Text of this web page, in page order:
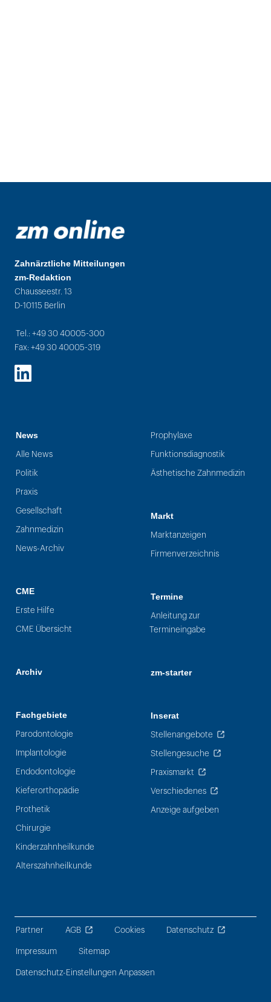
Zahnärztliche Mitteilungen
zm-Redaktion
Chausseestr. 13
D-10115 Berlin
Tel.: +49 30 40005-300
Fax: +49 30 40005-319
LinkedIn
News
Alle News
Politik
Praxis
Gesellschaft
Zahnmedizin
News-Archiv
CME
Erste Hilfe
CME Übersicht
Archiv
Fachgebiete
Parodontologie
Implantologie
Endodontologie
Kieferorthopädie
Prothetik
Chirurgie
Kinderzahnheilkunde
Alterszahnheilkunde
Prophylaxe
Funktionsdiagnostik
Ästhetische Zahnmedizin
Markt
Marktanzeigen
Firmenverzeichnis
Termine
Anleitung zur
Termineingabe
zm-starter
Inserat
Stellenangebote
Stellengesuche
Praxismarkt
Verschiedenes
Anzeige aufgeben
Partner AGB Cookies Datenschutz
Impressum Sitemap
Datenschutz-Einstellungen Anpassen